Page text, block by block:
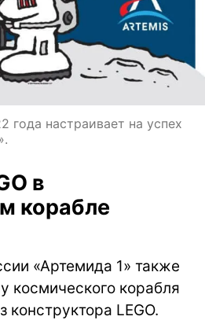
года настраивает на успех
в
корабле
«Артемида 1» также
космического корабля
конструктора LEGO.